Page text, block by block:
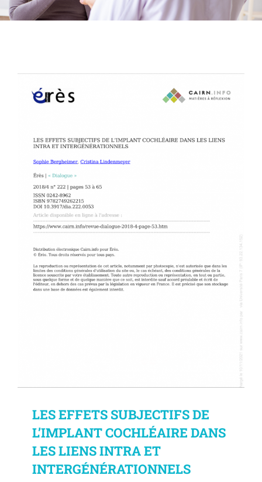
LES EFFETS SUBJECTIFS DE
L’IMPLANT COCHLÉAIRE DANS
LES LIENS INTRA ET
INTERGÉNÉRATIONNELS